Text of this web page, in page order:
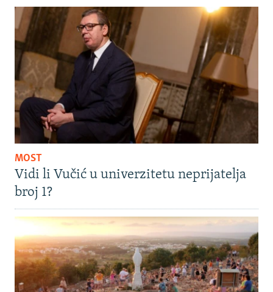
MOST
Vidi li Vučić u univerzitetu neprijatelja
broj 1?